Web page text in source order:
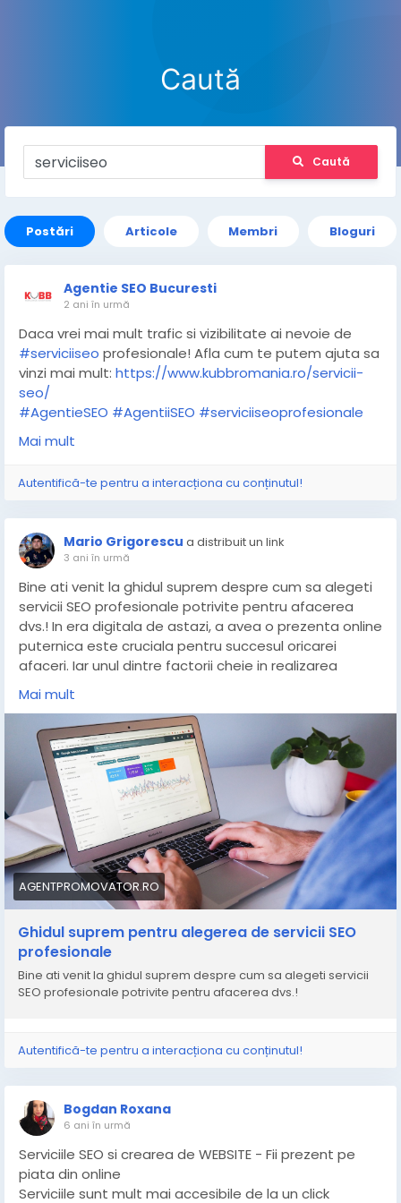
Caută
Caută
Postări Articole Membri Bloguri
Agentie SEO Bucuresti
2 ani în urmă
Daca vrei mai mult trafic si vizibilitate ai nevoie de
#serviciiseo profesionale! Afla cum te putem ajuta sa
vinzi mai mult: https://www.kubbromania.ro/servicii-
seo/
#AgentieSEO #AgentiiSEO #serviciiseoprofesionale
#optimizareSEO
Mai mult
Autentifică-te pentru a interacționa cu conținutul!
Mario Grigorescu a distribuit un link
3 ani în urmă
Bine ati venit la ghidul suprem despre cum sa alegeti
servicii SEO profesionale potrivite pentru afacerea
dvs.! In era digitala de astazi, a avea o prezenta online
puternica este cruciala pentru succesul oricarei
afaceri. Iar unul dintre factorii cheie in realizarea
acestui lucru este optimizarea pentru motoarele de
cautare (SEO). Cu toate acestea, navigarea in lumea
SEO poate fi coplesitoare, mai ales in contextul in care
exista numerosi furnizori de servicii care pretind ca
sunt cei mai buni.
Aici intervine acest ghid.
Va vom ghida prin pasii si consideratiile esentiale
pentru a va ajuta sa luati o decizie in cunostinta de
cauza atunci cand selectati un serviciu SEO care sa se
alinieze cu obiectivele afacerii dumneavoastra.
De la intelegerea nevoilor si a bugetului dvs. pana la
evaluarea expertizei si a istoricului potentialilor
furnizori, noi acoperim acest segment de piata.
haideti sa ne scufundam in lumea serviciilor SEO
afacerea dvs.
https://agentpromovator.ro/ghidul-de-servicii-seo-
profesionale/
#serviciiSEO#serviciiseoprofesionale#ghiddeservicii
Mai mult
AGENTPROMOVATOR.RO
Ghidul suprem pentru alegerea de servicii SEO
profesionale
Bine ati venit la ghidul suprem despre cum sa alegeti servicii
SEO profesionale potrivite pentru afacerea dvs.!
Autentifică-te pentru a interacționa cu conținutul!
Bogdan Roxana
6 ani în urmă
Serviciile SEO si crearea de WEBSITE - Fii prezent pe
piata din online
Serviciile sunt mult mai accesibile de la un click